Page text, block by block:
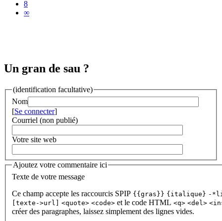
8
∞
Un gran de sau ?
(identification facultative)
Nom
[Se connecter]
Courriel (non publié)
Votre site web
Ajoutez votre commentaire ici
Texte de votre message
Ce champ accepte les raccourcis SPIP {{gras}} {italique} -
[texte->url] <quote> <code> et le code HTML <q> <del>
créer des paragraphes, laissez simplement des lignes vides.